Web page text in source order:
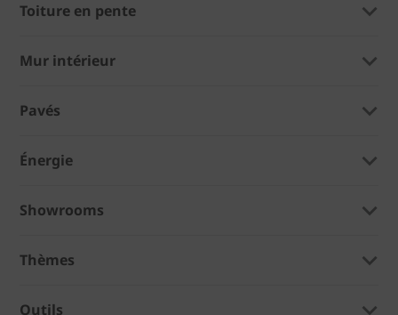
Toiture en pente
Mur intérieur
Pavés
Énergie
Showrooms
Thèmes
Outils